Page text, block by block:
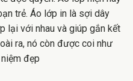
trẻ. Áo lớp in là sợi dây
lại với nhau và giúp gắn kết
ra, nó còn được coi như
đẹp